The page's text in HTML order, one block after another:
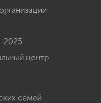
2025
центр
семей